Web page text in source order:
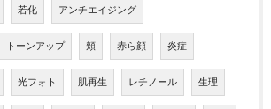
若化 アンチエイジング
トーンアップ 頬 赤ら顔 炎症
光フォト 肌再生 レチノール 生理